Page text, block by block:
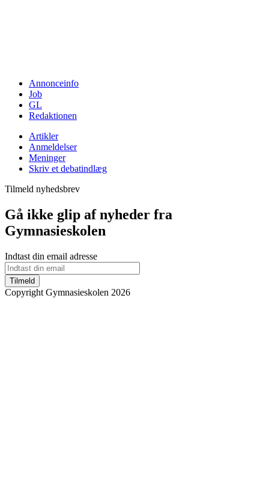
Annonceinfo
Job
GL
Redaktionen
Artikler
Anmeldelser
Meninger
Skriv et debatindlæg
Tilmeld nyhedsbrev
Gå ikke glip af nyheder fra
Gymnasieskolen
Indtast din email adresse
Tilmeld
Copyright Gymnasieskolen 2026